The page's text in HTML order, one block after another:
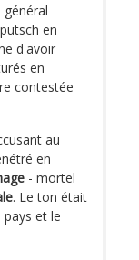
général
en
d'avoir
en
contestée
au
en
- mortel
. Le ton était
et le